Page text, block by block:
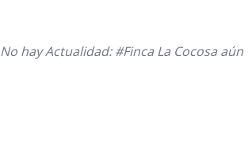
No hay Actualidad: #Finca La Cocosa aún